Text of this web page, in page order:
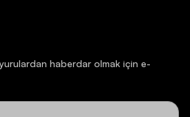
haberdar olmak için e-